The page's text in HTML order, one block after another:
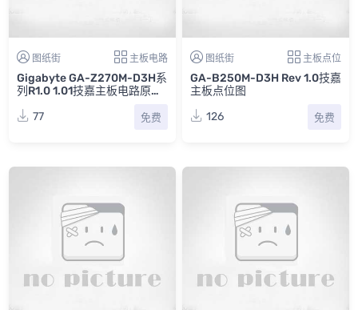
图纸街 主板电路
Gigabyte GA-Z270M-D3H系
列R1.0 1.01技嘉主板电路原理
77
免费
图纸街 主板点位
GA-B250M-D3H Rev 1.0技嘉
主板点位图
126
免费